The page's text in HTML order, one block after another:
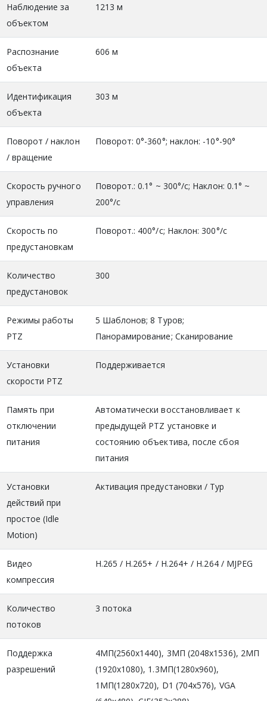
Наблюдение за
объектом
1213 м
Распознание
объекта
606 м
Идентификация
объекта
303 м
Поворот / наклон
/ вращение
Поворот: 0°-360°; наклон: -10°-90°
Скорость ручного
управления
Поворот.: 0.1° ~ 300°/с; Наклон: 0.1° ~
200°/с
Скорость по
предустановкам
Поворот.: 400°/с; Наклон: 300°/с
Количество
предустановок
300
Режимы работы
PTZ
5 Шаблонов; 8 Туров;
Панорамирование; Сканирование
Установки
скорости PTZ
Поддерживается
Память при
отключении
питания
Автоматически восстановливает к
предыдущей PTZ установке и
состоянию объектива, после сбоя
питания
Установки
действий при
простое (Idle
Motion)
Активация предустановки / Тур
Видео
компрессия
H.265 / H.265+ / H.264+ / H.264 / MJPEG
Количество
потоков
3 потока
Поддержка
разрешений
4МП(2560х1440), 3MП (2048x1536), 2МП
(1920x1080), 1.3MП(1280x960),
1МП(1280x720), D1 (704x576), VGA